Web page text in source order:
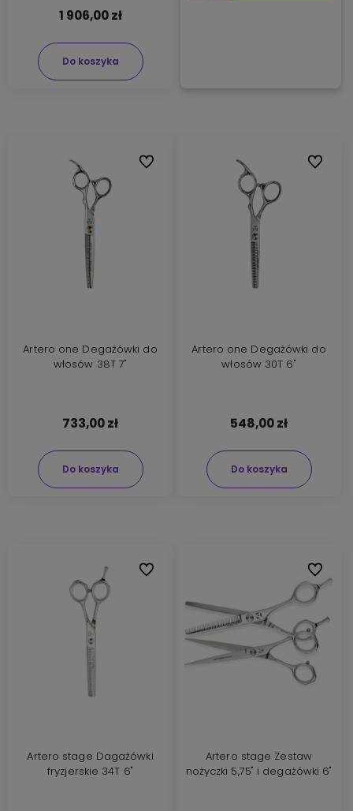
1 906,00 zł
Do koszyka
Artero one Degażówki do
włosów 38T 7"
733,00 zł
Do koszyka
Do ulubionych
Artero one Degażówki do
włosów 30T 6"
548,00 zł
Do koszyka
Do
Artero stage Dagażówki
fryzjerskie 34T 6"
Do ulubionych
Artero stage Zestaw
nożyczki 5,75" i degażówki 6"
Do